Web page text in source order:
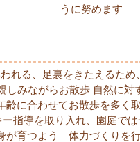
うに努めます
れる、足裏をきたえるた
しみながらお散歩 自然に
齢に合わせてお散歩を多く
指導を取り入れ、園庭で
が育つよう 体力づくりを